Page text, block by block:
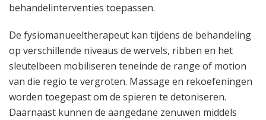
behandelinterventies toepassen.
De fysiomanueeltherapeut kan tijdens de behandeling
op verschillende niveaus de wervels, ribben en het
sleutelbeen mobiliseren teneinde de range of motion
van die regio te vergroten. Massage en rekoefeningen
worden toegepast om de spieren te detoniseren.
Daarnaast kunnen de aangedane zenuwen middels